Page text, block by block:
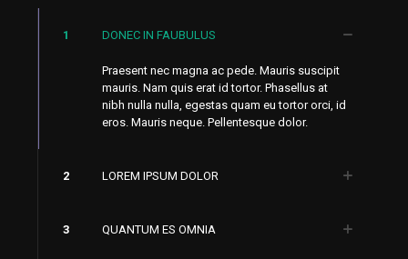
1 DONEC IN FAUBULUS
Praesent nec magna ac pede. Mauris suscipit
mauris. Nam quis erat id tortor. Phasellus at
nibh nulla nulla, egestas quam eu tortor orci, id
eros. Mauris neque. Pellentesque dolor.
2 LOREM IPSUM DOLOR
3 QUANTUM ES OMNIA